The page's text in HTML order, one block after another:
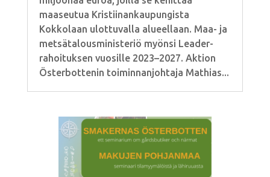
maaseutua Kristiinankaupungista
Kokkolaan ulottuvalla alueellaan. Maa- ja
metsätalousministeriö myönsi Leader-
rahoituksen vuosille 2023–2027. Aktion
Österbottenin toiminnanjohtaja Mathias...